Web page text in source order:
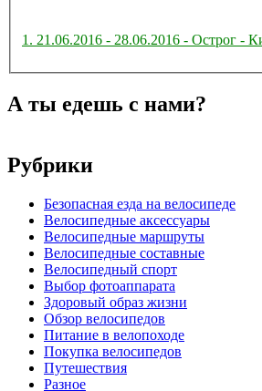
1. 21.06.2016 - 28.06.2016 -
А ты едешь с нами?
Рубрики
Безопасная езда на велосипеде
Велосипедные аксессуары
Велосипедные маршруты
Велосипедные составные
Велосипедный спорт
Выбор фотоаппарата
Здоровый образ жизни
Обзор велосипедов
Питание в велопоходе
Покупка велосипедов
Путешествия
Разное